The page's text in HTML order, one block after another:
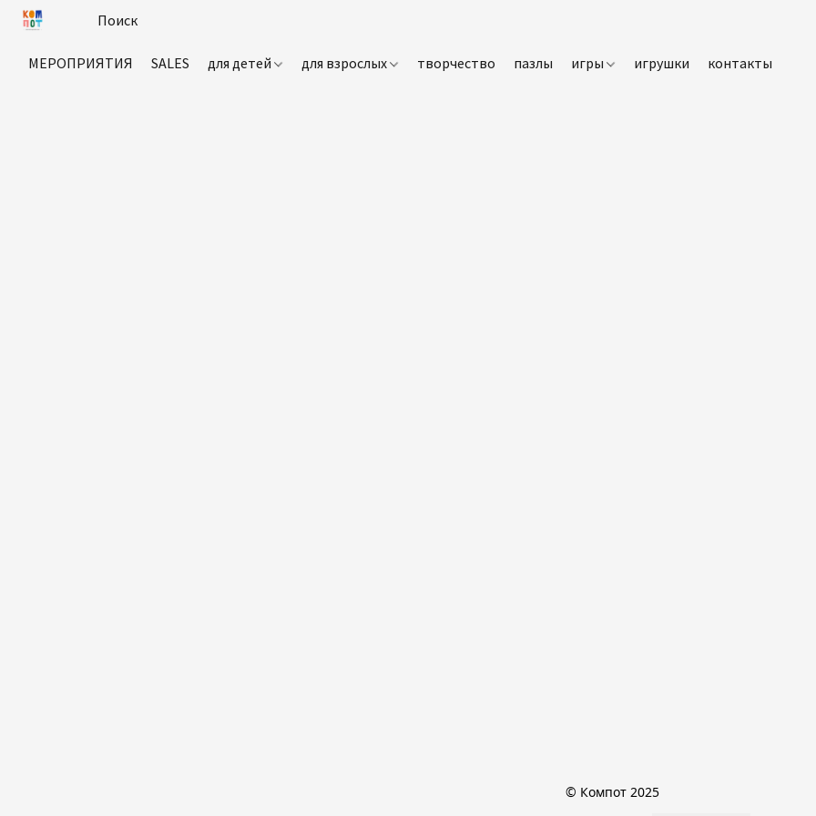
МЕРОПРИЯТИЯ SALES для детей для взрослых творчество пазлы игры игрушки контакты
© Компот 2025